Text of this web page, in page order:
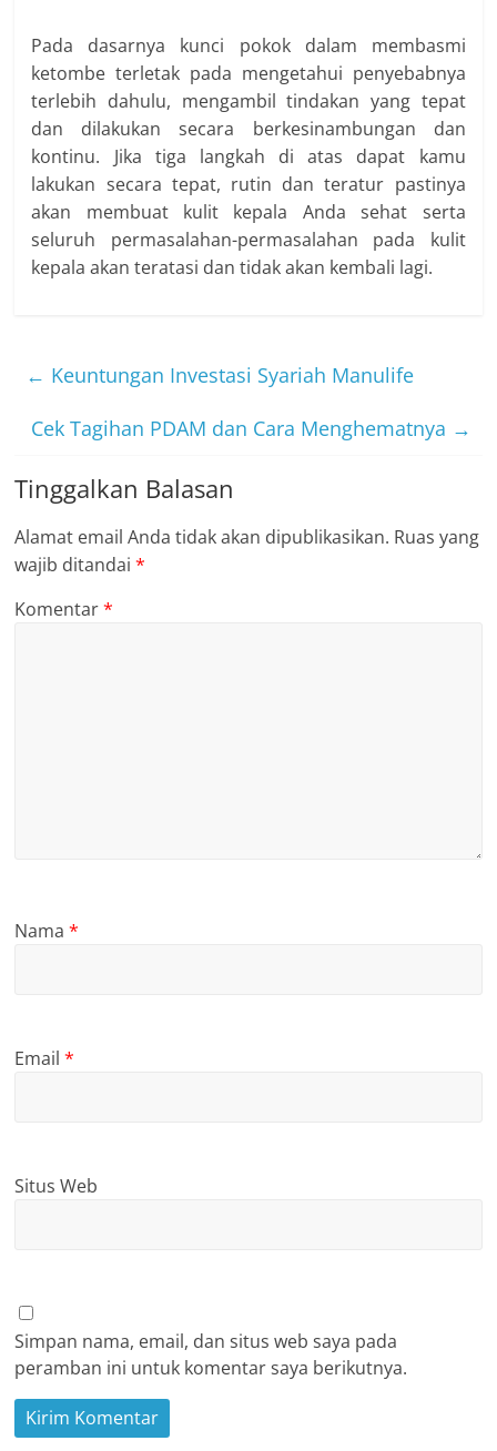
Pada dasarnya kunci pokok dalam membasmi
ketombeterletak pada mengetahui penyebabnya
terlebih dahulu, mengambil tindakan yang tepat
dan dilakukan secara berkesinambungan dan
kontinu. Jika tiga langkah di atas dapat kamu
lakukan secara tepat, rutin dan teratur pastinya
akan membuat kulit kepala Anda sehat serta
seluruh permasalahan-permasalahan pada kulit
kepala akan teratasi dan tidak akan kembali lagi.
← Keuntungan Investasi Syariah Manulife
Cek Tagihan PDAM dan Cara Menghematnya →
Tinggalkan Balasan
Alamat email Anda tidak akan dipublikasikan. Ruas yang
wajib ditandai*
Komentar*
Nama*
Email*
Situs Web
Simpan nama, email, dan situs web saya pada
peramban ini untuk komentar saya berikutnya.